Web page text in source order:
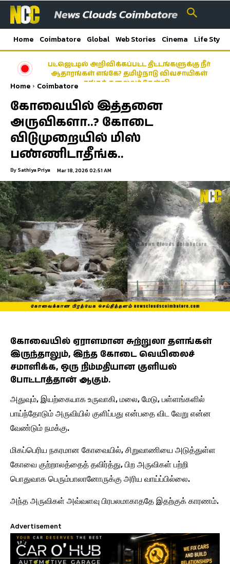
Home Coimbatore Global Web Stories Cinema Life Style
பட்ஜெட்டில் அறிவிக்கப்பட்ட திட்டங்களுக்கு நீர்
ஆதாரங்கள் எங்கே? தமிழ்நாடு விவசாயிகள்
சங்கத் தலைவர் கேள்வி…
Home Coimbatore
கோவையில் இத்தனை
அருவிகளா..? கோடை
விடுமுறையில் மிஸ்
பண்ணிடாதீங்க..
By Sathiya Priya Mar 18, 2026 02:51 AM
கோவையில் ஏராளமான சுற்றுலா தளங்கள்
இருந்தாலும், இந்த கோடை வெயிலைச்
சமாளிக்க, ஒரு நிம்மதியான குளியல்
போட்டாத்தான் ஆகும்.
அதுவும், இயற்கையாக உருவாகி, மலை, மேடு, பள்ளங்களில்
பாய்ந்தோடும் அருவியில் குளிப்பது என்பதை விட வேறு என்ன
வேண்டும் நமக்கு.
மிகப்பெரிய நகரமான கோவையில், சிறுவாணியை அடுத்துள்ள
கோவை குற்றாலத்தைத் தவிர்த்து, பிற அருவிகள் பற்றி
பொதுவாக பெரும்பாலானோருக்கு அரிய வாய்ப்பில்லை.
அந்த அருவிகள் அவ்வளவு பிரபலமாகாததே இதற்குக் காரணம்.
Advertisement